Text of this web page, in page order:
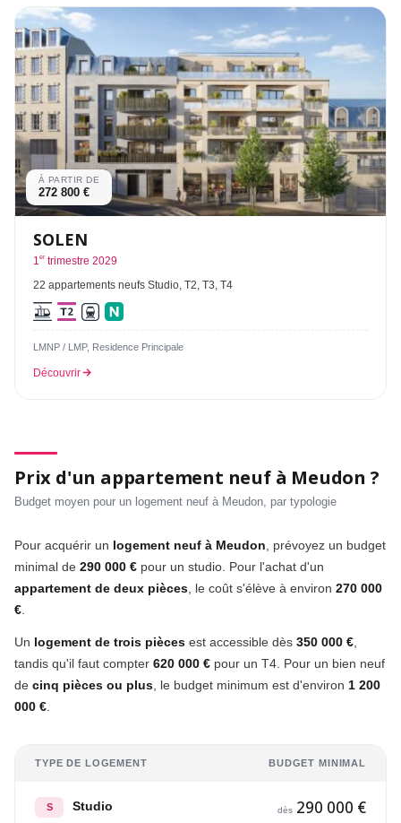
À PARTIR DE
272 800 €
SOLEN
1 ertrimestre 2029
22 appartements neufs Studio, T2, T3, T4
LMNP / LMP, Residence Principale
Découvrir
Prix d'un appartement neuf à Meudon ?
Budget moyen pour un logement neuf à Meudon, par typologie
Pour acquérir un logement neuf à Meudon , prévoyez un budget
minimal de 290 000 € pour un studio. Pour l'achat d'un
appartement de deux pièces , le coût s'élève à environ 270 000
€
Un logement de trois pièces est accessible dès 350 000 €
tandis qu'il faut compter 620 000 € pour un T4. Pour un bien neuf
de cinq pièces ou plus , le budget minimum est d'environ 1 200
000 €
TYPE DE LOGEMENT BUDGET MINIMAL
S Studio dès 290 000 €